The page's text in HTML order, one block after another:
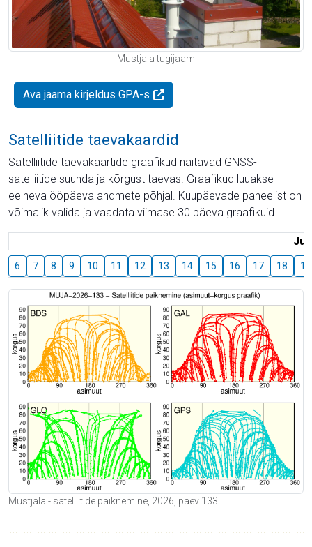
Mustjala tugijaam
Ava jaama kirjeldus GPA-s
Satelliitide taevakaardid
Satelliitide taevakaartide graafikud näitavad GNSS-
satelliitide suunda ja kõrgust taevas. Graafikud luuakse
eelneva ööpäeva andmete põhjal. Kuupäevade paneelist on
võimalik valida ja vaadata viimase 30 päeva graafikuid.
6 7 8 9 10 11 12 13 14 15 16 17 18 19
Mustjala - satelliitide paiknemine, 2026, päev 133